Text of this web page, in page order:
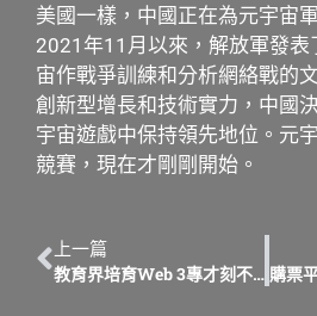
美國一樣，中國正在為元宇宙
2021年11月以來，解放軍發表
宙作戰爭訓練和分析網絡戰的
創新型增長和技術實力，中國
宇宙遊戲中保持領先地位。元
競賽，現在才剛剛開始。
上一篇
教育界培育Web 3專才刻不容緩 關鍵：Train the trainers 長遠：幼苗茁壯成長